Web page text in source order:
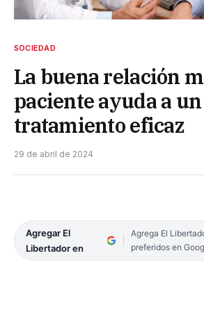
SOCIEDAD
La buena relación
paciente ayuda a un
tratamiento eficaz
29 de abril de 2024
Agregar El
Libertador en
Agrega El
preferidos en